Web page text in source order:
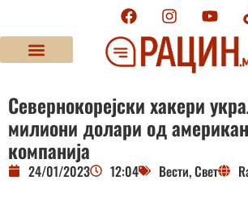
Севернокорејски хакери
милиони долари од
компанија
24/01/2023 12:04 Вести,Свет